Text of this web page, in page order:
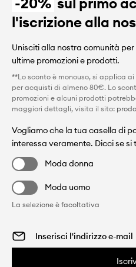
l'iscrizione alla
Unisciti alla nostra comunità
ultime promozioni e prodotti.
**Lo sconto è monouso, si applica
per acquisti di almeno 80€. Lo
promozioni e alcuni prodotti
maggiori dettagli, visita il sito:
Vogliamo che la tua casella di
interessa veramente. Dicci se si
Moda donna
Moda uomo
La selezione è facoltativa